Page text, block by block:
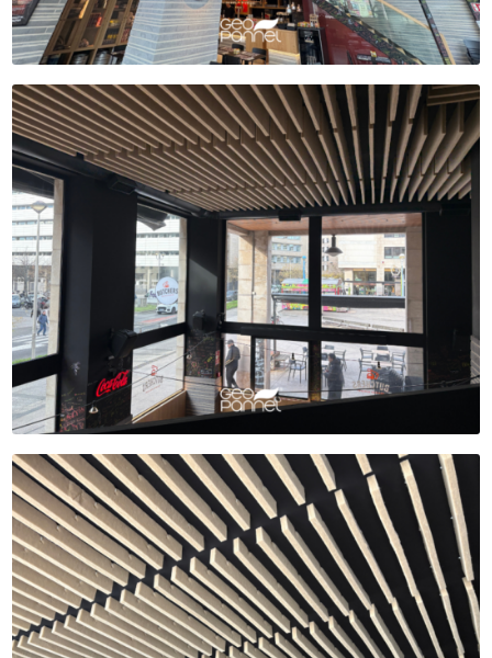
NOSOTROS
PRODUCTOS
AUTOMOTIVE
TIENDA
NOTICIAS
CONTACTO